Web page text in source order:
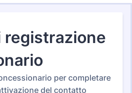
Modulo Domanda Venditore
Domanda